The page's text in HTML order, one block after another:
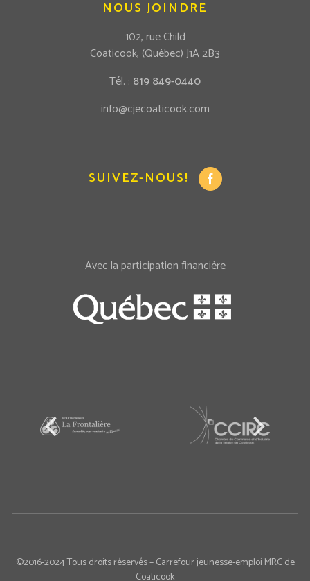
NOUS JOINDRE
102, rue Child
Coaticook, (Québec) J1A 2B3
Tél. : 819 849-0440
info@cjecoaticook.com
SUIVEZ-NOUS!
Avec la participation financière
©2016-2024 Tous droits réservés – Carrefour jeunesse-emploi MRC de
Coaticook